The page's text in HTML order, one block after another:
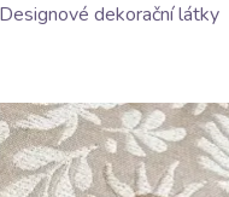
Designové dekorační látky